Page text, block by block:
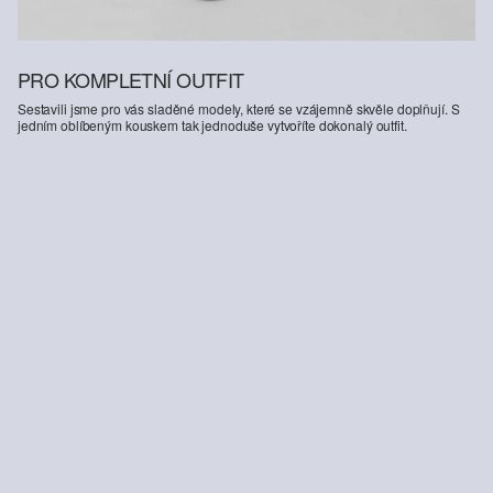
PRO KOMPLETNÍ OUTFIT
Sestavili jsme pro vás sladěné modely, které se vzájemně skvěle doplňují. S
jedním oblíbeným kouskem tak jednoduše vytvoříte dokonalý outfit.